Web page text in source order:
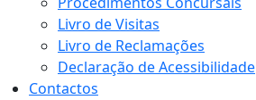
Livro de Visitas
Livro de Reclamações
Declaração de Acessibilidade
Contactos